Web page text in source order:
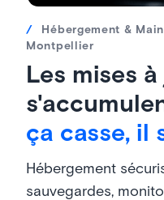
/
Hébergement &
Montpellier
Les mises
ça casse, il
Hébergement
sauvegardes,